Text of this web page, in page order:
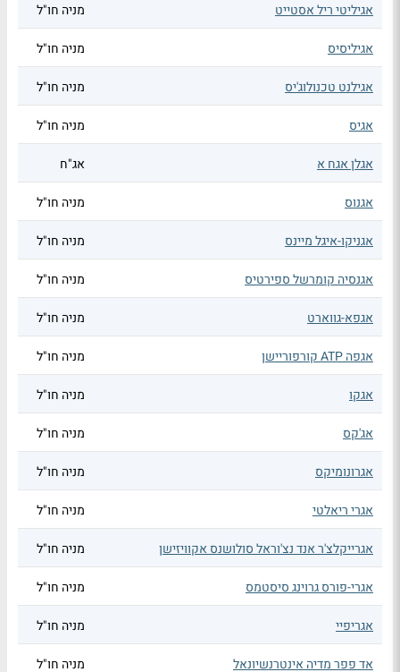
אגיליטי ריל אסטייט מניה חו"ל
אגיליסיס מניה חו"ל
אגילנט טכנולוג'יס מניה חו"ל
אגיס מניה חו"ל
אגלן אגח א אג"ח
אגנוס מניה חו"ל
אגניקו-איגל מיינס מניה חו"ל
אגנסיה קומרשל ספירטיס מניה חו"ל
אגפא-גווארט מניה חו"ל
אגפה ATP קורפוריישן מניה חו"ל
אגקו מניה חו"ל
אג'קס מניה חו"ל
אגרונומיקס מניה חו"ל
אגרי ריאלטי מניה חו"ל
אגרייקלצ'ר אנד נצ'וראל סולושנס אקוויזישן מניה חו"ל
אגרי-פורס גרוינג סיסטמס מניה חו"ל
אגריפיי מניה חו"ל
אד פפר מדיה אינטרנשיונאל מניה חו"ל